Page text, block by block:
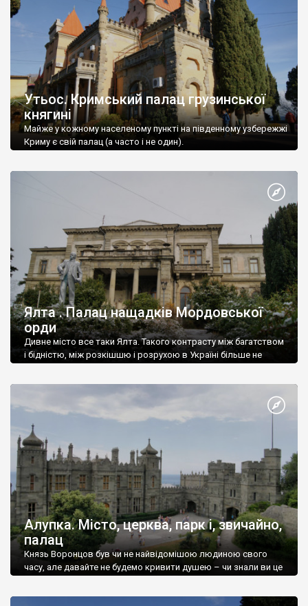
Утьос. Кримський палац грузинської
княгині
Майже у кожному населеному пункті на південному узбережжі
Криму є свій палац (а часто і не один).
Ялта . Палац нащадків Мордовської
орди
Дивне місто все таки Ялта. Такого контрасту між багатством
і бідністю, між розкішшю і розрухою в Україні більше не
Алупка. Місто, церква, парк і, звичайно,
палац
Князь Воронцов був чи не найвідомішою людиною свого
часу, але давайте не будемо кривити душею – чи знали ви це